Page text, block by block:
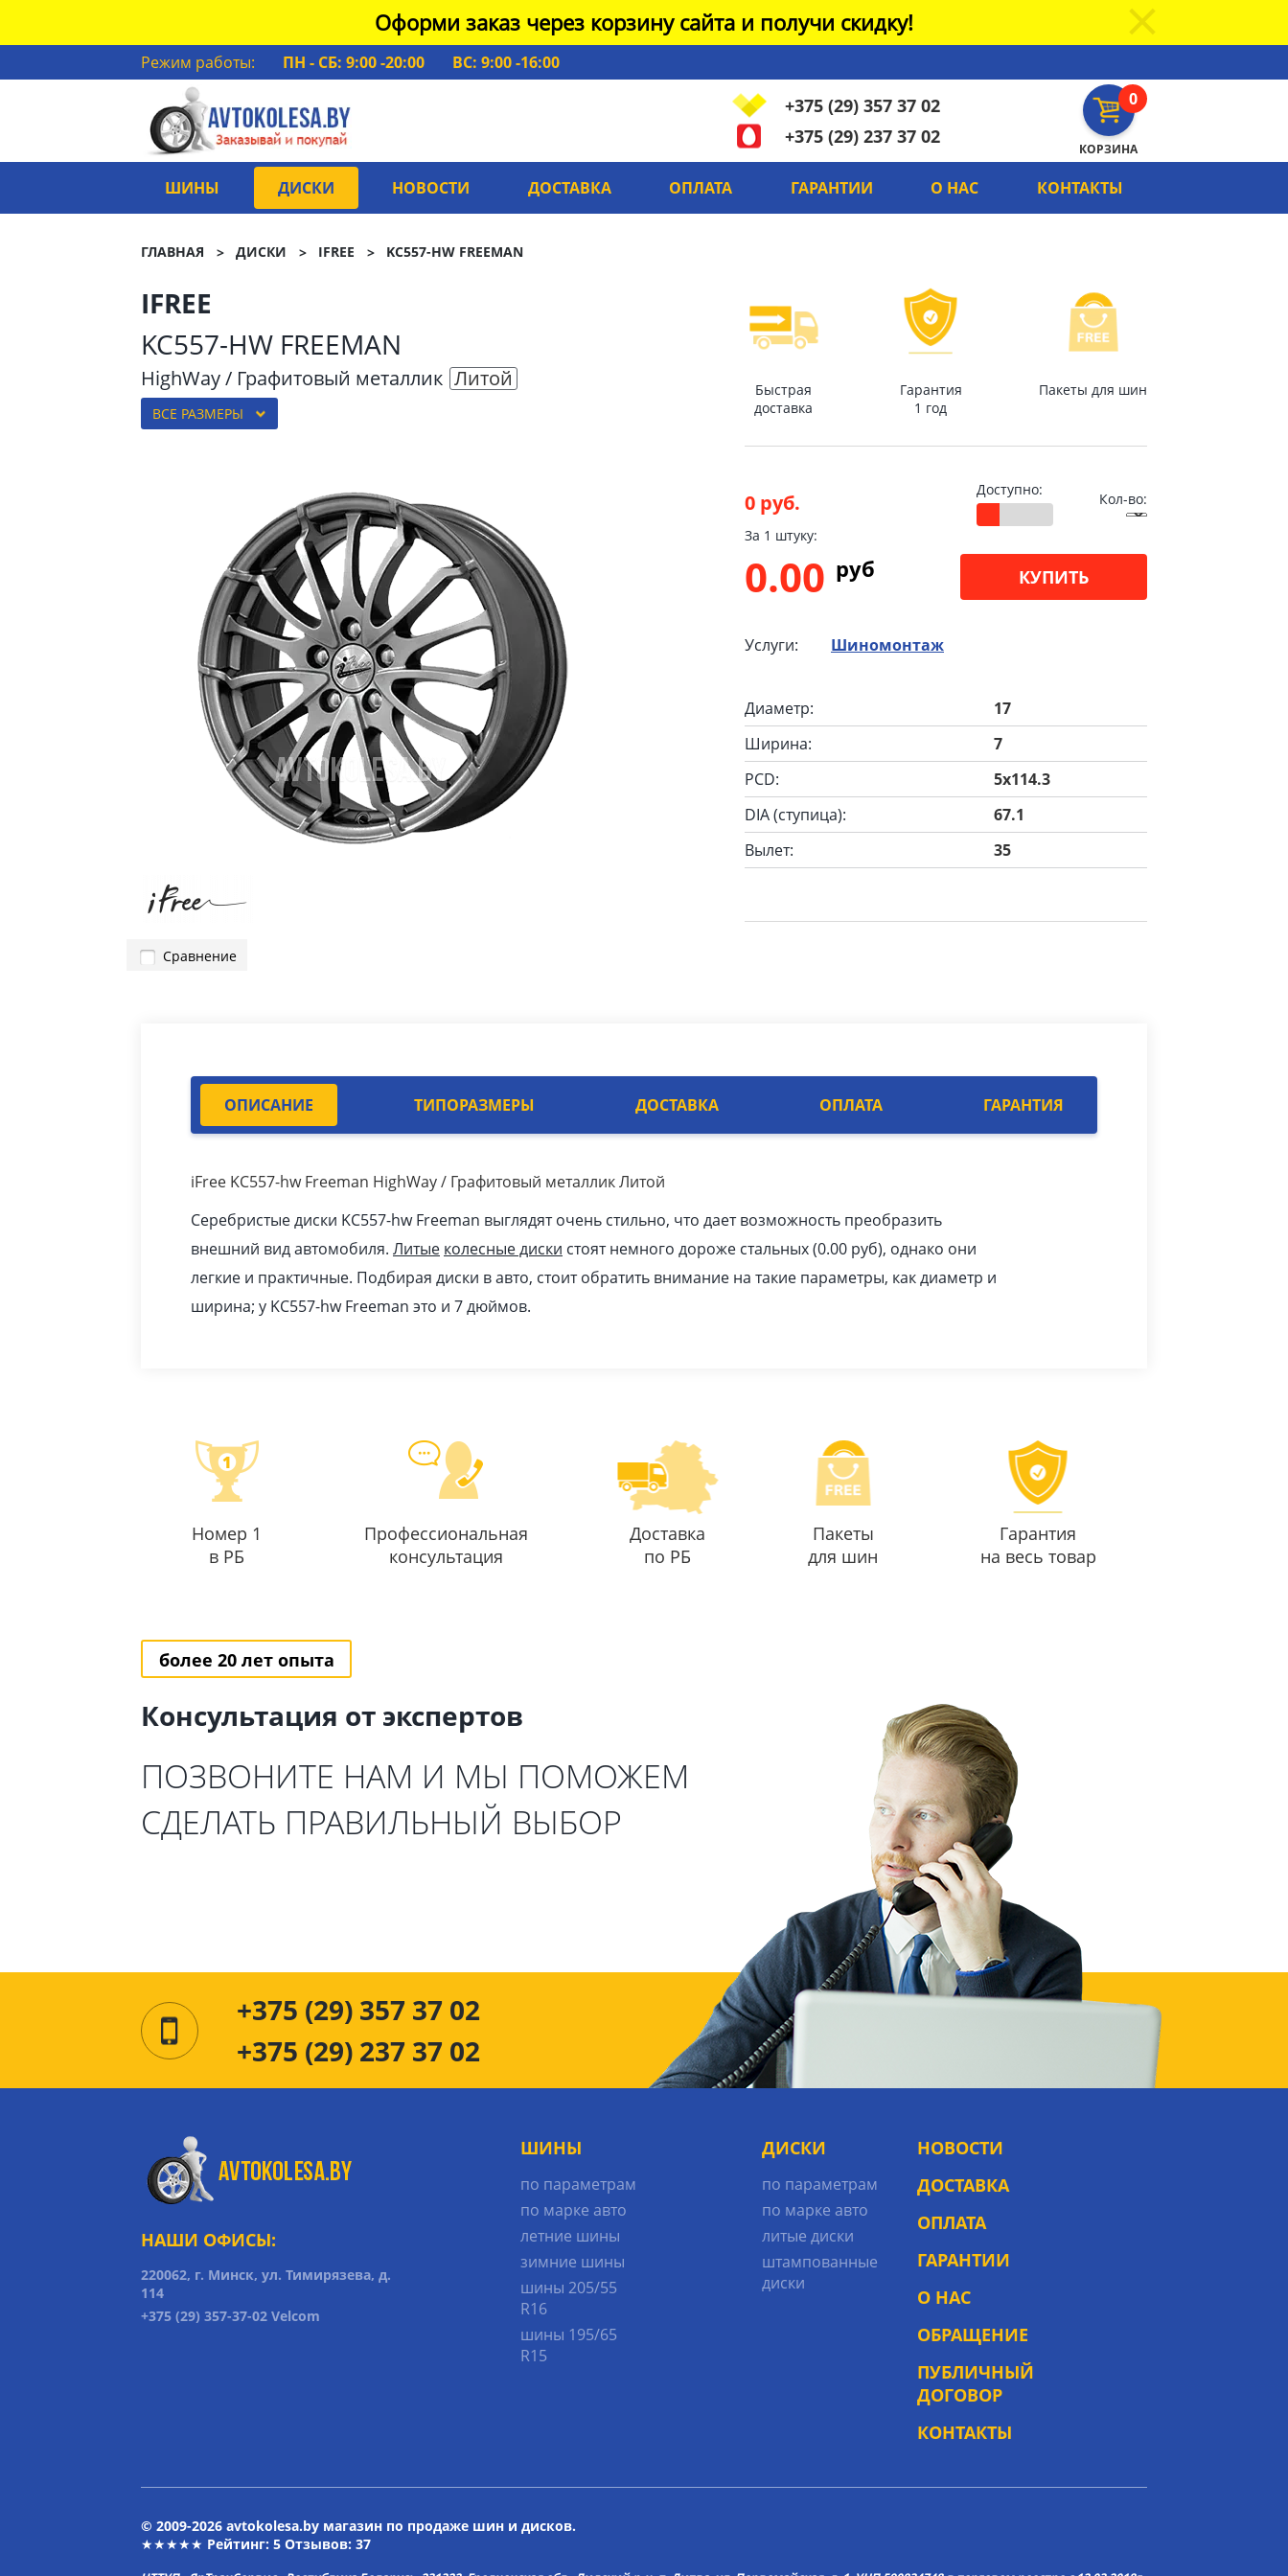
Оформи заказ через корзину сайта и получи скидку!
Режим работы: ПН - СБ: 9:00 -20:00
ВС: 9:00 -16:00
0
КОРЗИНА
+375 (29) 357 37 02
+375 (29) 237 37 02
ШИНЫ ДИСКИ НОВОСТИ ДОСТАВКА ОПЛАТА ГАРАНТИИ О НАС КОНТАКТЫ
ГЛАВНАЯ ДИСКИ IFREE KC557-HW FREEMAN
IFREE
KC557-HW FREEMAN
HighWay / Графитовый металлик Литой
ВСЕ РАЗМЕРЫ
Сравнение
Быстрая
доставка
Гарантия
1 год
Пакеты для шин
0 руб.
Доступно:
Кол-во:
За 1 штуку:
0.00 pуб КУПИТЬ
Услуги: Шиномонтаж
Диаметр:
17
Ширина:
7
PCD:
5x114.3
DIA (ступица):
67.1
Вылет:
35
ОПИСАНИЕ ТИПОРАЗМЕРЫ ДОСТАВКА ОПЛАТА ГАРАНТИЯ
iFree KC557-hw Freeman HighWay / Графитовый металлик Литой
Серебристые диски KC557-hw Freeman выглядят очень стильно, что дает возможность преобразить
внешний вид автомобиля. Литые колесные диски стоят немного дороже стальных (0.00 pуб), однако они
легкие и практичные. Подбирая диски в авто, стоит обратить внимание на такие параметры, как диаметр и
ширина; у KC557-hw Freeman это и 7 дюймов.
Номер 1
в РБ
Профессиональная
консультация
Доставка
по РБ
Пакеты
для шин
Гарантия
на весь товар
более 20 лет опыта
Консультация от экспертов
ПОЗВОНИТЕ НАМ И МЫ ПОМОЖЕМ
СДЕЛАТЬ ПРАВИЛЬНЫЙ ВЫБОР
+375 (29) 357 37 02
+375 (29) 237 37 02
НАШИ ОФИСЫ:
220062, г. Минск, ул. Тимирязева, д.
114
+375 (29) 357-37-02 Velcom
ШИНЫ
по параметрам
по марке авто
летние шины
зимние шины
шины 205/55
R16
шины 195/65
R15
ДИСКИ
по параметрам
по марке авто
литые диски
штампованные
диски
НОВОСТИ
ДОСТАВКА
ОПЛАТА
ГАРАНТИИ
О НАС
ОБРАЩЕНИЕ
ПУБЛИЧНЫЙ
ДОГОВОР
КОНТАКТЫ
© 2009-2026 avtokolesa.by магазин по продаже шин и дисков.
★★★★★ Рейтинг: 5 Отзывов: 37